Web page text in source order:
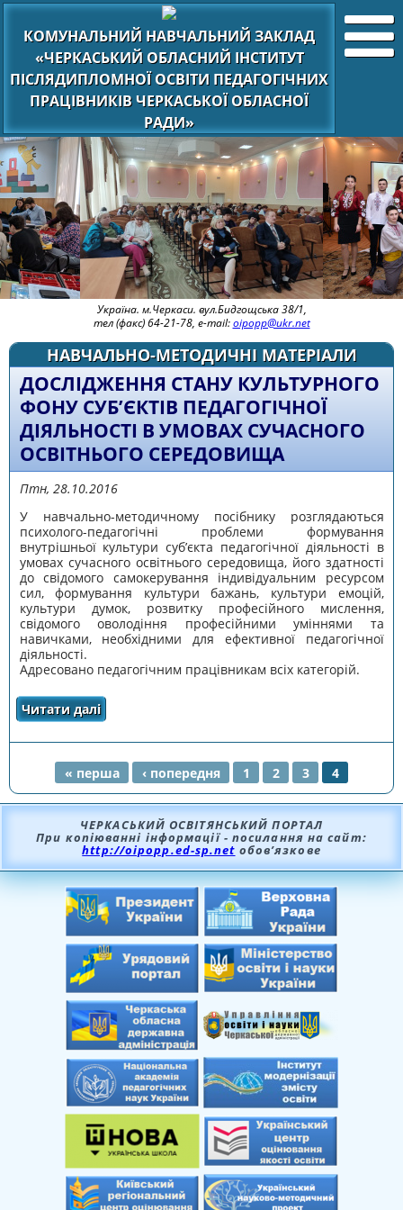
КОМУНАЛЬНИЙ НАВЧАЛЬНИЙ ЗАКЛАД
«ЧЕРКАСЬКИЙ ОБЛАСНИЙ ІНСТИТУТ
ПІСЛЯДИПЛОМНОЇ ОСВІТИ ПЕДАГОГІЧНИХ
ПРАЦІВНИКІВ ЧЕРКАСЬКОЇ ОБЛАСНОЇ
РАДИ»
Україна. м.Черкаси. вул.Бидгощська 38/1,
тел (факс) 64-21-78, e-mail:oipopp@ukr.net
НАВЧАЛЬНО-МЕТОДИЧНІ МАТЕРІАЛИ
ДОСЛІДЖЕННЯ СТАНУ КУЛЬТУРНОГО
ФОНУ СУБ’ЄКТІВ ПЕДАГОГІЧНОЇ
ДІЯЛЬНОСТІ В УМОВАХ СУЧАСНОГО
ОСВІТНЬОГО СЕРЕДОВИЩА
Птн, 28.10.2016
У навчально-методичному посібнику розглядаються
психолого-педагогічні проблеми формування
внутрішньої культури суб’єкта педагогічної діяльності в
умовах сучасного освітнього середовища, його здатності
до свідомого самокерування індивідуальним ресурсом
сил, формування культури бажань, культури емоцій,
культури думок, розвитку професійного мислення,
свідомого оволодіння професійними уміннями та
навичками, необхідними для ефективної педагогічної
діяльності.
Адресовано педагогічним працівникам всіх категорій.
Читати далі
ФОНУ СУБ’ЄКТІВ ПЕДАГОГІЧНОЇ ДІЯЛЬНОСТІ В
УМОВАХ СУЧАСНОГО ОСВІТНЬОГО
СТОРІНКИ
« перша ‹ попередня 1 2 3 4
ЧЕРКАСЬКИЙ ОСВІТЯНСЬКИЙ ПОРТАЛ
При копіюванні інформації - посилання на сайт:
http://oipopp.ed-sp.net обов’язкове